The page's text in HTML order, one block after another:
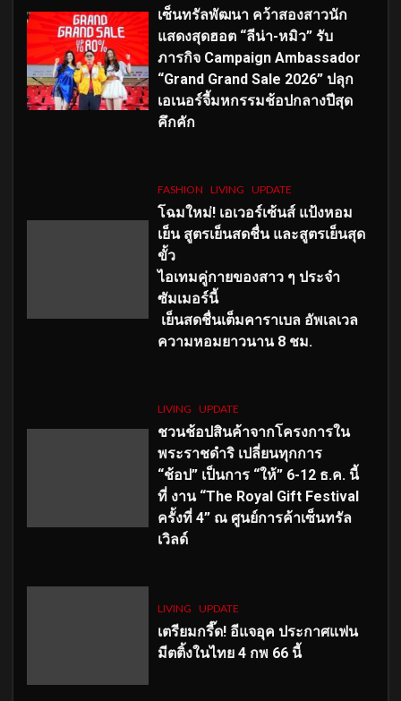
เซ็นทรัลพัฒนา คว้าสองสาวนัก
แสดงสุดฮอต “ลีน่า-หมิว” รับ
ภารกิจ Campaign Ambassador
“Grand Grand Sale 2026” ปลุก
เอเนอร์จี้มหกรรมช้อปกลางปีสุด
คึกคัก
FASHION LIVING UPDATE
โฉมใหม่! เอเวอร์เซ้นส์ แป้งหอม
เย็น สูตรเย็นสดชื่น และสูตรเย็นสุด
ขั้ว
ไอเทมคู่กายของสาว ๆ ประจำ
ซัมเมอร์นี้
เย็นสดชื่นเต็มคาราเบล อัพเลเวล
ความหอมยาวนาน 8 ชม.
LIVING UPDATE
ชวนช้อปสินค้าจากโครงการใน
พระราชดำริ เปลี่ยนทุกการ
“ช้อป” เป็นการ “ให้” 6-12 ธ.ค. นี้
ที่ งาน “The Royal Gift Festival
ครั้งที่ 4” ณ ศูนย์การค้าเซ็นทรัล
เวิลด์
LIVING UPDATE
เตรียมกรี๊ด! อีแจอุค ประกาศแฟน
มีตติ้งในไทย 4 กพ 66 นี้